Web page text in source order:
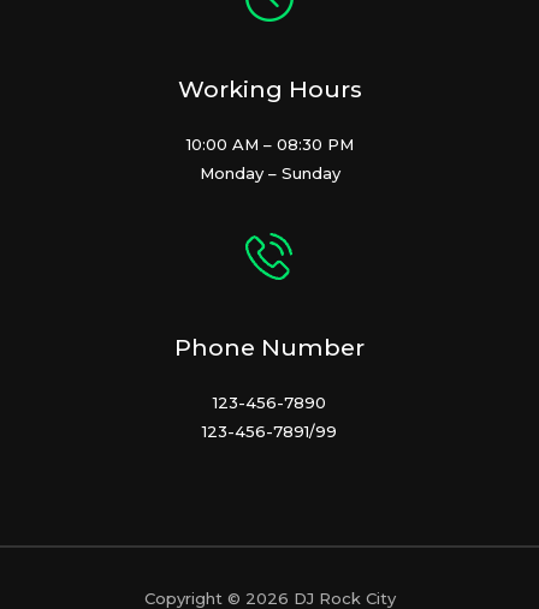
Working Hours
10:00 AM – 08:30 PM
Monday – Sunday
Phone Number
123-456-7890
123-456-7891/99
Copyright © 2026 DJ Rock City